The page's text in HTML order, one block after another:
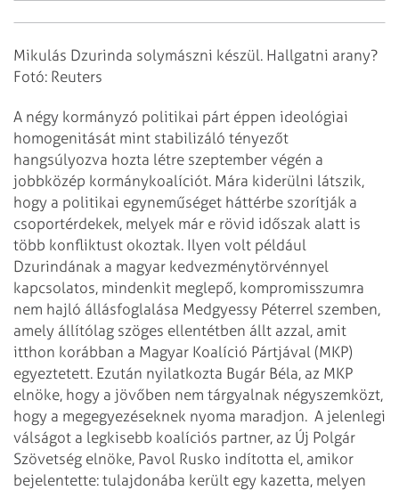
Mikulás Dzurinda solymászni készül. Hallgatni arany?
Fotó: Reuters
A négy kormányzó politikai párt éppen ideológiai
homogenitását mint stabilizáló tényezőt
hangsúlyozva hozta létre szeptember végén a
jobbközép kormánykoalíciót. Mára kiderülni látszik,
hogy a politikai egyneműséget háttérbe szorítják a
csoportérdekek, melyek már e rövid időszak alatt is
több konfliktust okoztak. Ilyen volt például
Dzurindának a magyar kedvezménytörvénnyel
kapcsolatos, mindenkit meglepő, kompromisszumra
nem hajló állásfoglalása Medgyessy Péterrel szemben,
amely állítólag szöges ellentétben állt azzal, amit
itthon korábban a Magyar Koalíció Pártjával (MKP)
egyeztetett. Ezután nyilatkozta Bugár Béla, az MKP
elnöke, hogy a jövőben nem tárgyalnak négyszemközt,
hogy a megegyezéseknek nyoma maradjon. A jelenlegi
válságot a legkisebb koalíciós partner, az Új Polgár
Szövetség elnöke, Pavol Rusko indította el, amikor
bejelentette: tulajdonába került egy kazetta, melyen